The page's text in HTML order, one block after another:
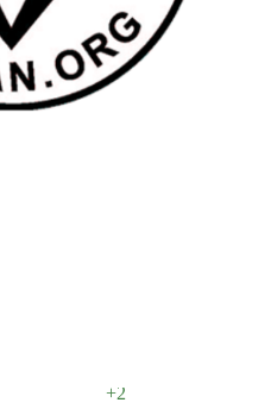
약자로,
식품 제
조 및 관
+2